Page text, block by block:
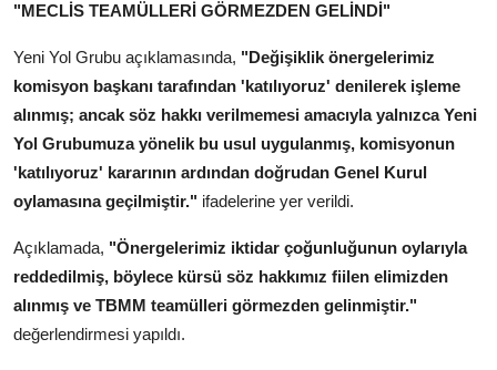
"MECLİS TEAMÜLLERİ GÖRMEZDEN GELİNDİ"
Yeni Yol Grubu açıklamasında, "Değişiklik önergelerimiz
komisyon başkanı tarafından 'katılıyoruz' denilerek işleme
alınmış; ancak söz hakkı verilmemesi amacıyla yalnızca Yeni
Yol Grubumuza yönelik bu usul uygulanmış, komisyonun
'katılıyoruz' kararının ardından doğrudan Genel Kurul
oylamasına geçilmiştir." ifadelerine yer verildi.
Açıklamada, "Önergelerimiz iktidar çoğunluğunun oylarıyla
reddedilmiş, böylece kürsü söz hakkımız fiilen elimizden
alınmış ve TBMM teamülleri görmezden gelinmiştir."
değerlendirmesi yapıldı.